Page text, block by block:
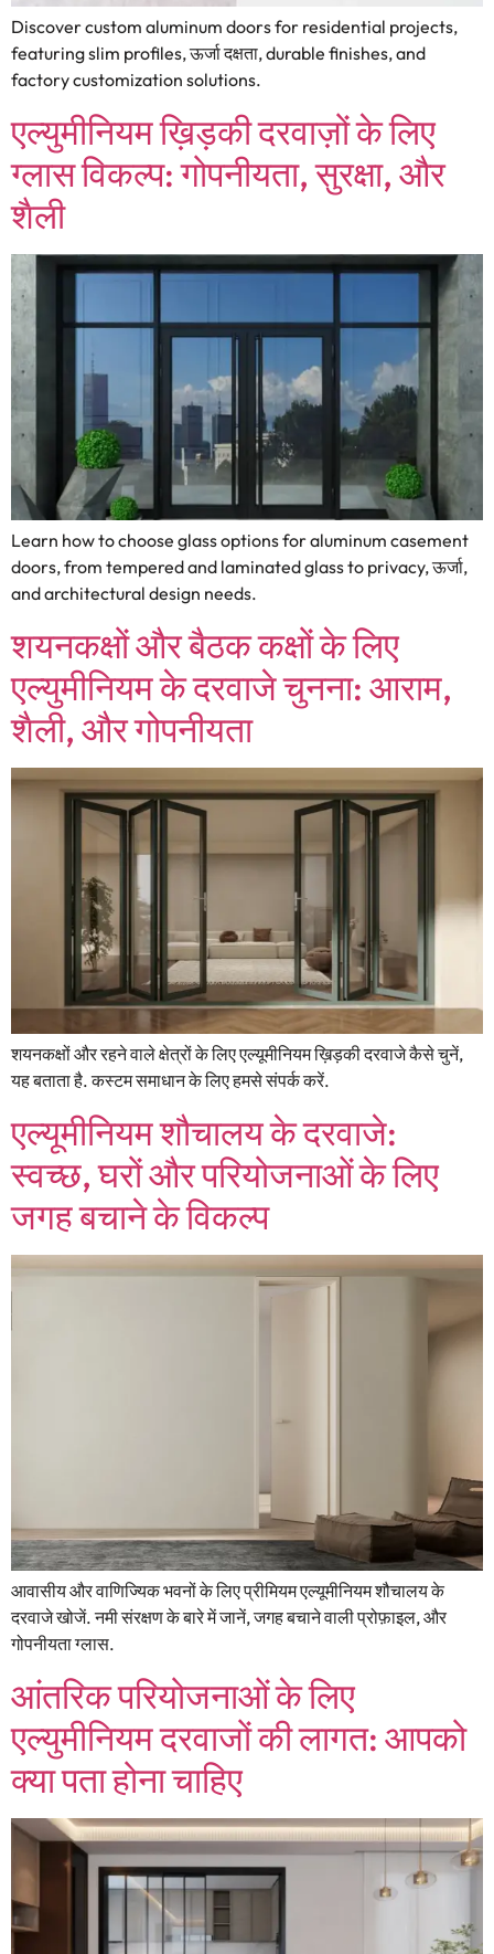
Discover custom aluminum doors for residential projects,
featuring slim profiles, ऊर्जा दक्षता,durable finishes,and
factory customization solutions.
एल्युमीनियम ख़िड़की दरवाज़ों के लिए
ग्लास विकल्प: गोपनीयता, सुरक्षा, और
शैली
Learn how to choose glass options for aluminum casement
doors,from tempered and laminated glass to privacy, ऊर्जा,
and architectural design needs.
शयनकक्षों और बैठक कक्षों के लिए
एल्युमीनियम के दरवाजे चुनना: आराम,
शैली, और गोपनीयता
शयनकक्षों और रहने वाले क्षेत्रों के लिए एल्यूमीनियम ख़िड़की दरवाजे कैसे चुनें,
यह बताता है. कस्टम समाधान के लिए हमसे संपर्क करें.
एल्यूमीनियम शौचालय के दरवाजे:
स्वच्छ, घरों और परियोजनाओं के लिए
जगह बचाने के विकल्प
आवासीय और वाणिज्यिक भवनों के लिए प्रीमियम एल्यूमीनियम शौचालय के
दरवाजे खोजें. नमी संरक्षण के बारे में जानें, जगह बचाने वाली प्रोफ़ाइल, और
गोपनीयता ग्लास.
आंतरिक परियोजनाओं के लिए
एल्युमीनियम दरवाजों की लागत: आपको
क्या पता होना चाहिए